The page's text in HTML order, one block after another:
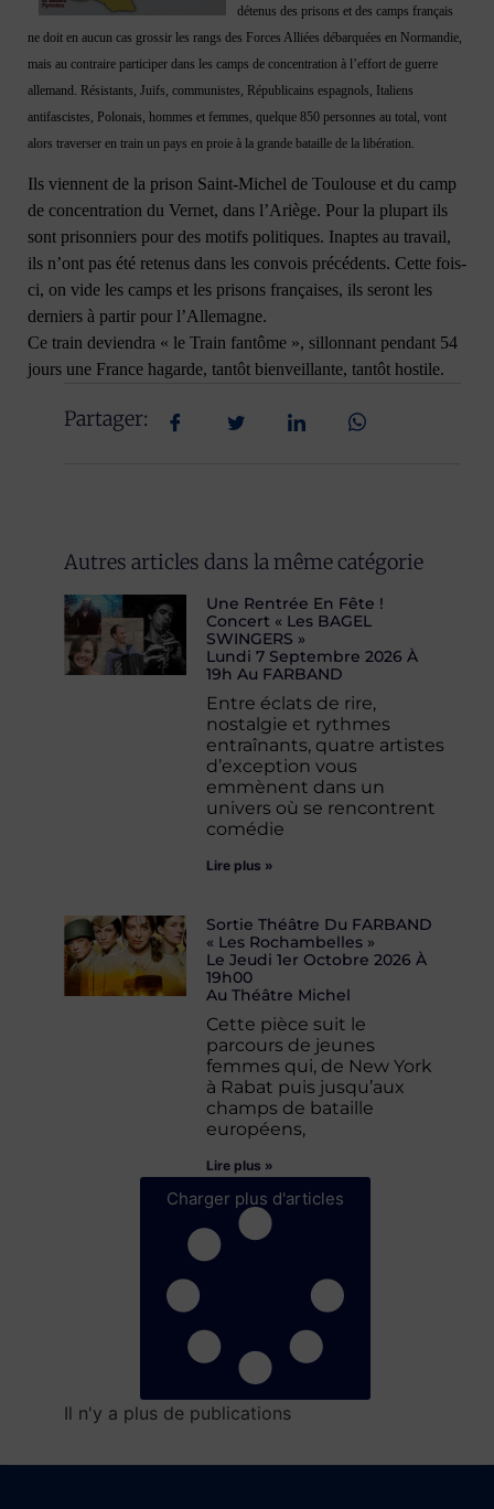
détenus des prisons et des camps français
ne doit en aucun cas grossir les rangs des Forces Alliées débarquées en Normandie,
mais au contraire participer dans les camps de concentration à l’effort de guerre
allemand. Résistants, Juifs, communistes, Républicains espagnols, Italiens
antifascistes, Polonais, hommes et femmes, quelque 850 personnes au total, vont
alors traverser en train un pays en proie à la grande bataille de la libération.
Ils viennent de la prison Saint-Michel de Toulouse et du camp
de concentration du Vernet, dans l’Ariège. Pour la plupart ils
sont prisonniers pour des motifs politiques. Inaptes au travail,
ils n’ont pas été retenus dans les convois précédents. Cette fois-
ci, on vide les camps et les prisons françaises, ils seront les
derniers à partir pour l’Allemagne.
Ce train deviendra « le Train fantôme », sillonnant pendant 54
jours une France hagarde, tantôt bienveillante, tantôt hostile.
Partager:
Autres articles dans la même catégorie
Une Rentrée En Fête !
Concert « Les BAGEL
SWINGERS »
Lundi 7 Septembre 2026 À
19h Au FARBAND
Entre éclats de rire,
nostalgie et rythmes
entraînants, quatre artistes
d’exception vous
emmènent dans un
univers où se rencontrent
comédie
Lire plus »
Sortie Théâtre Du FARBAND
« Les Rochambelles »
Le Jeudi 1er Octobre 2026 À
19h00
Au Théâtre Michel
Cette pièce suit le
parcours de jeunes
femmes qui, de New York
à Rabat puis jusqu’aux
champs de bataille
européens,
Lire plus »
Charger plus d'articles
Il n'y a plus de publications